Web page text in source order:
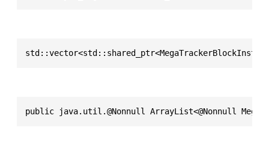
public java.util.@Nonnull ArrayList<@Nonnull